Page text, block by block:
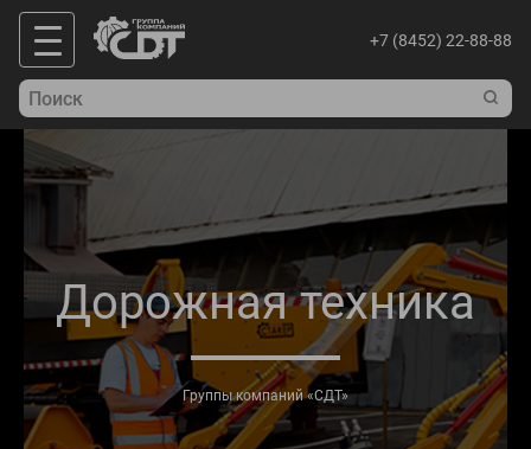
+7 (8452) 22-88-88
Дорожная техника
Группы компаний «СДТ»